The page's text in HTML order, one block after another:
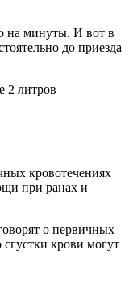
на минуты. И вот в
до приезда
2 литров
кровотечениях
при ранах и
о первичных
крови могут